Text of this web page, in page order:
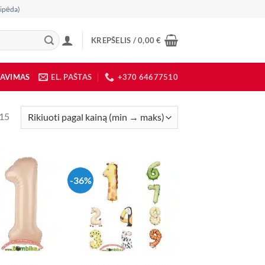
KREPŠELIS /0,00€
EL. PAŠTAS +370 64677510
Rūšiuojama
pagal
nuo
mažos
iki
-36%